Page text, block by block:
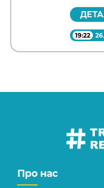
19:22
Про нас